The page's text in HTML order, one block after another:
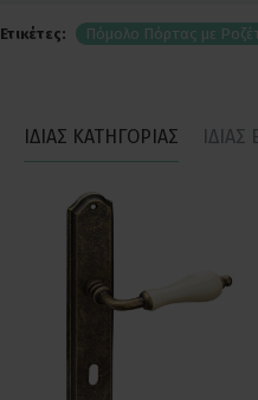
Ετικέτες: Πόμολο Πόρτας με
ΙΔΙΑΣ ΚΑΤΗΓΟΡΙΑΣ ΙΔΙΑΣ